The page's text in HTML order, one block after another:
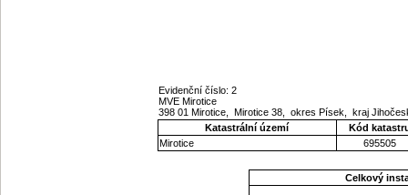
Evidenční číslo: 2
MVE Mirotice
398 01 Mirotice, Mirotice 38, okres Písek, kraj
Katastrální území
Kód
Mirotice
695505
Celkový